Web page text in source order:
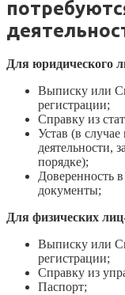
Для юридического
Выписку или
регистрации;
Справку из
Устав (в
деятельности,
порядке);
Доверенность
документы;
Для физических
Выписку или
регистрации;
Справку из
Паспорт;